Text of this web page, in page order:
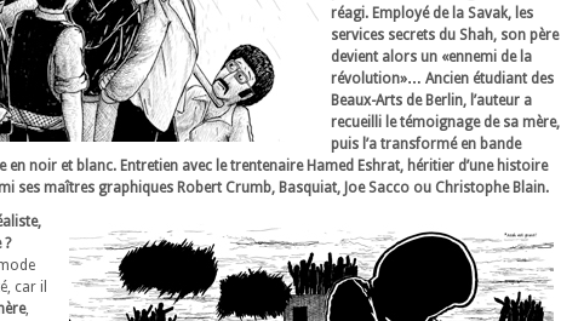
réagi. Employé de la Savak, les
services secrets du Shah, son père
devient alors un «ennemi de la
révolution»… Ancien étudiant des
Beaux-Arts de Berlin, l’auteur a
recueilli le témoignage de sa mère,
puis l’a transformé en bande
en noir et blanc. Entretien avec le trentenaire Hamed Eshrat, héritier d’une histoire
ses maîtres graphiques Robert Crumb, Basquiat, Joe Sacco ou Christophe Blain.
?
car il
,